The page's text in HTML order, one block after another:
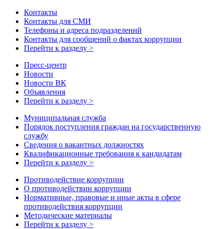
Контакты
Контакты для СМИ
Телефоны и адреса подразделений
Контакты для сообщений о фактах коррупции
Перейти к разделу >
Пресс-центр
Новости
Новости ВК
Объявления
Перейти к разделу >
Муниципальная служба
Порядок поступления граждан на государственную
службу
Сведения о вакантных должностях
Квалификационные требования к кандидатам
Перейти к разделу >
Противодействие коррупции
О противодействии коррупции
Нормативные, правовые и иные акты в сфере
противодействия коррупции
Методические материалы
Перейти к разделу >